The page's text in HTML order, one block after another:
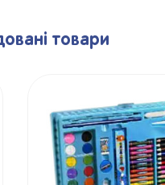
товари